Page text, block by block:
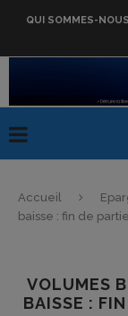
QUI SOMMES-
Accueil
baisse : fin de
VOLUMES
BAISSE :